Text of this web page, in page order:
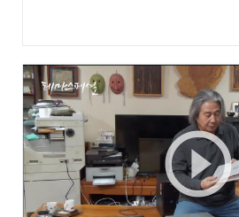
play_circle_outline